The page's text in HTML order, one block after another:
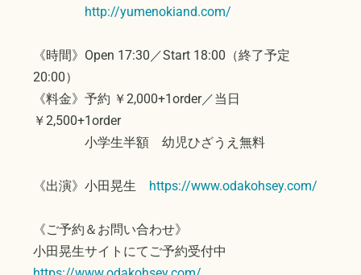
http://yumenokiand.com/
《時間》Open 17:30／Start 18:00（終了予定
20:00）
《料金》予約 ￥2,000+1order／当日
￥2,500+1order
小学生半額 幼児ひざうえ無料
《出演》小田晃生 https://www.odakohsey.com/
《ご予約＆お問い合わせ》
小田晃生サイトにてご予約受付中